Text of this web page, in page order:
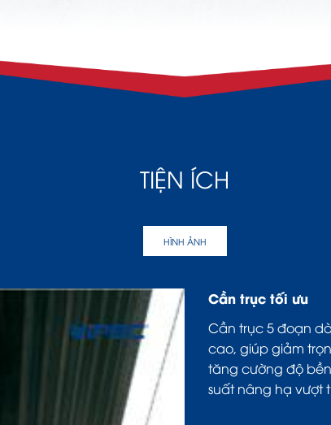
TIỆN ÍCH
HÌNH ẢNH
Cần trục tối ưu
Cần trục 5 đoạn
cao, giúp giảm
tăng cường độ
suất nâng hạ vượt